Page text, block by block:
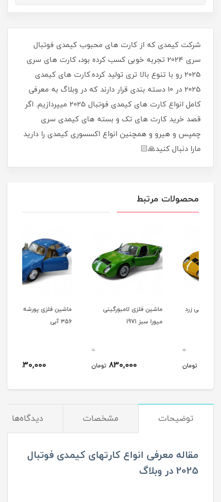
شرکت کیمدی که از کارت های محبوب کیمدی فوتبال
سری 2024 تجربه خوبی کسب کرده بود، کارت های سری
2025 رو با تنوع بالا تری تولید کرده.کارت های کیمدی
2025 در 10 دسته بندی قرار دارند که در وبلاگ به معرفی
کامل انواع کارت های کیمدی فوتبال 2025 میپردازیم. اگر
قصد خرید کارت های تک و بسته های کیمدی سری
چمپس و هیرو و همچنین انواع اکسسوری کیمدی را دارید
مارا دنبال کنید🙏🏻
محصولات مرتبط
ماشین فلزی لامبورگینی
تومان
ماشین فلزی پورشه کرار
تومان
توضیحات مشخصات دیدگاه‌ها
مقاله معرفی انواع کارتهای کیمدی فوتبال
2025 در وبلاگ